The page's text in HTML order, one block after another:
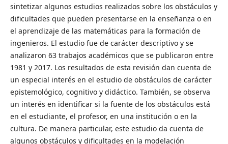
sintetizar algunos estudios realizados sobre los obstáculos y
dificultades que pueden presentarse en la enseñanza o en
el aprendizaje de las matemáticas para la formación de
ingenieros. El estudio fue de carácter descriptivo y se
analizaron 63 trabajos académicos que se publicaron entre
1981 y 2017. Los resultados de esta revisión dan cuenta de
un especial interés en el estudio de obstáculos de carácter
epistemológico, cognitivo y didáctico. También, se observa
un interés en identificar si la fuente de los obstáculos está
en el estudiante, el profesor, en una institución o en la
cultura. De manera particular, este estudio da cuenta de
algunos obstáculos y dificultades en la modelación